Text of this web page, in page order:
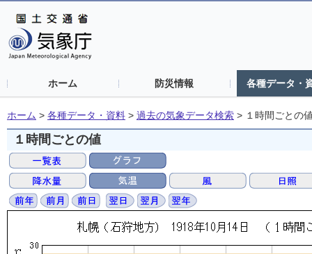
ホーム 防災情報 各種データ・
ホーム > 各種データ・資料 > 過去の気象データ検索 > １時間ごとの
１時間ごとの値